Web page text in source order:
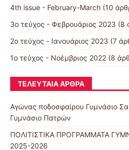
4th issue - February-March (10
3ο τεύχος - Φεβρουάριος 2023 (8
2ο τεύχος - Ιανουάριος 2023 (7
1ο τεύχος - Νοέμβριος 2022 (8
ΤΕΛΕΥΤΑΊΑ ΆΡΘΡΑ
Αγώνας ποδοσφαίρου Γυμνάσιο
Γυμνάσιο Πατρών
ΠΟΛΙΤΙΣΤΙΚΑ ΠΡΟΓΡΑΜΜΑΤΑ
2025-2026